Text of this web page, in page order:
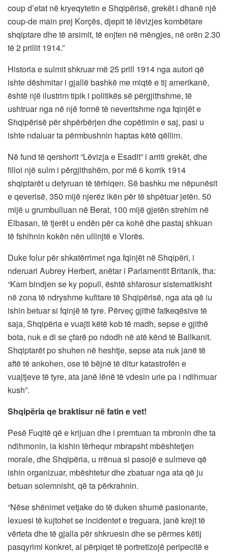
coup d’etat në kryeqytetin e Shqipërisë, grekët i dhanë një
coup-de main prej Korçës, djepit të lëvizjes kombëtare
shqiptare dhe të arsimit, të enjten në mëngjes, në orën 2.30
të 2 prillit 1914.”
Historia e sulmit shkruar më 25 prill 1914 nga autori që
ishte dëshmitar i gjallë bashkë me miqtë e tij amerikanë,
është një ilustrim tipik i politikës së përgjithshme, të
ushtruar nga në një formë të neveritshme nga fqinjët e
Shqipërisë për shpërbërjen dhe copëtimin e saj, pasi u
ishte ndaluar ta përmbushnin haptas këtë qëllim.
Në fund të qershorit “Lëvizja e Esadit” i arriti grekët, dhe
filloi një sulm i përgjithshëm, por më 6 korrik 1914
shqiptarët u detyruan të tërhiqen. Së bashku me nëpunësit
e qeverisë, 350 mijë njerëz ikën për të shpëtuar jetën. 50
mijë u grumbulluan në Berat, 100 mijë gjetën strehim në
Elbasan, të tjerët u endën për ca kohë dhe pastaj shkuan
të fshihnin kokën nën ullinjtë e Vlorës.
Duke folur për shkatërrimet nga fqinjët në Shqipëri, i
nderuari Aubrey Herbert, anëtar i Parlamentit Britanik, tha:
“Kam bindjen se ky popull, është shfarosur sistematikisht
në zona të ndryshme kufitare të Shqipërisë, nga ata që iu
ishin betuar si fqinjë të tyre. Përveç gjithë fatkeqësive të
saja, Shqipëria e vuajti këtë kob të madh, sepse e gjithë
bota, nuk e di se çfarë po ndodh në atë kënd të Ballkanit.
Shqiptarët po shuhen në heshtje, sepse ata nuk janë të
aftë të ankohen, ose të bëjnë të ditur katastrofën e
vuajtjeve të tyre, ata janë lënë të vdesin urie pa i ndihmuar
kush”.
Shqipëria qe braktisur në fatin e vet!
Pesë Fuqitë që e krijuan dhe i premtuan ta mbronin dhe ta
ndihmonin, ia kishin tërhequr mbrapsht mbështetjen
morale, dhe Shqipëria, u rrënua si pasojë e sulmeve që
ishin organizuar, mbështetur dhe zbatuar nga ata që ju
betuan solemnisht, që ta përkrahnin.
“Nëse shënimet vetjake do të duken shumë pasionante,
lexuesi të kujtohet se incidentet e treguara, janë krejt të
vërteta dhe të gjalla për shkruesin dhe se përmes këtij
pasqyrimi konkret, ai përpiqet të portretizojë peripecitë e